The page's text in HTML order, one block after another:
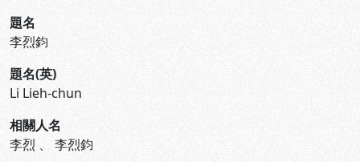
題名
李烈鈞
題名(英)
Li Lieh-chun
相關人名
李烈 、 李烈鈞